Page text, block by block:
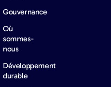
Gouvernance
Où
sommes-
nous
Développement
durable